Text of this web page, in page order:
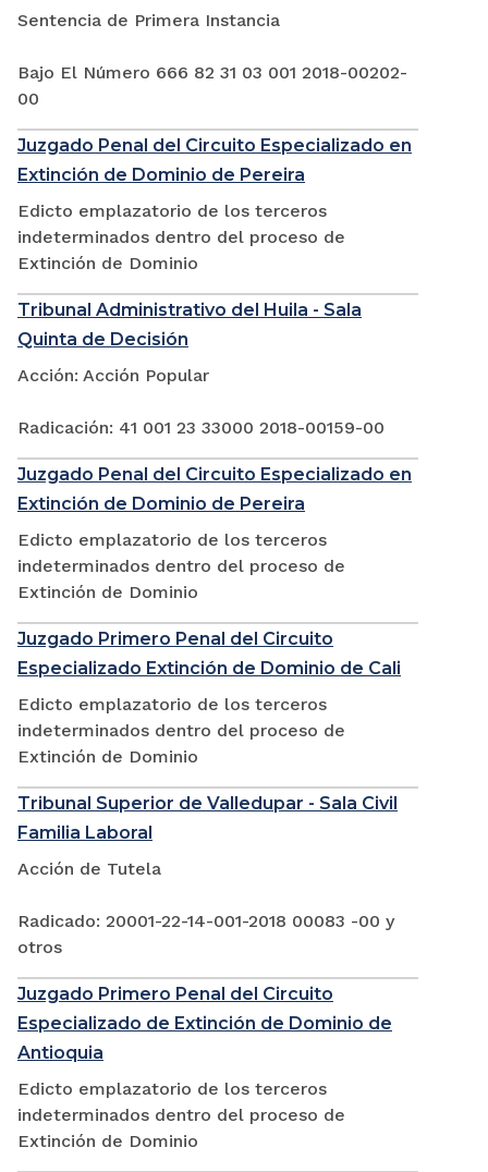
Sentencia de Primera Instancia
Bajo El Número 666 82 31 03 001 2018-00202-
00
Juzgado Penal del Circuito Especializado en
Extinción de Dominio de Pereira
Edicto emplazatorio de los terceros
indeterminados dentro del proceso de
Extinción de Dominio
Tribunal Administrativo del Huila - Sala
Quinta de Decisión
Acción: Acción Popular
Radicación: 41 001 23 33000 2018-00159-00
Juzgado Penal del Circuito Especializado en
Extinción de Dominio de Pereira
Edicto emplazatorio de los terceros
indeterminados dentro del proceso de
Extinción de Dominio
Juzgado Primero Penal del Circuito
Especializado Extinción de Dominio de Cali
Edicto emplazatorio de los terceros
indeterminados dentro del proceso de
Extinción de Dominio
Tribunal Superior de Valledupar - Sala Civil
Familia Laboral
Acción de Tutela
Radicado: 20001-22-14-001-2018 00083 -00 y
otros
Juzgado Primero Penal del Circuito
Especializado de Extinción de Dominio de
Antioquia
Edicto emplazatorio de los terceros
indeterminados dentro del proceso de
Extinción de Dominio